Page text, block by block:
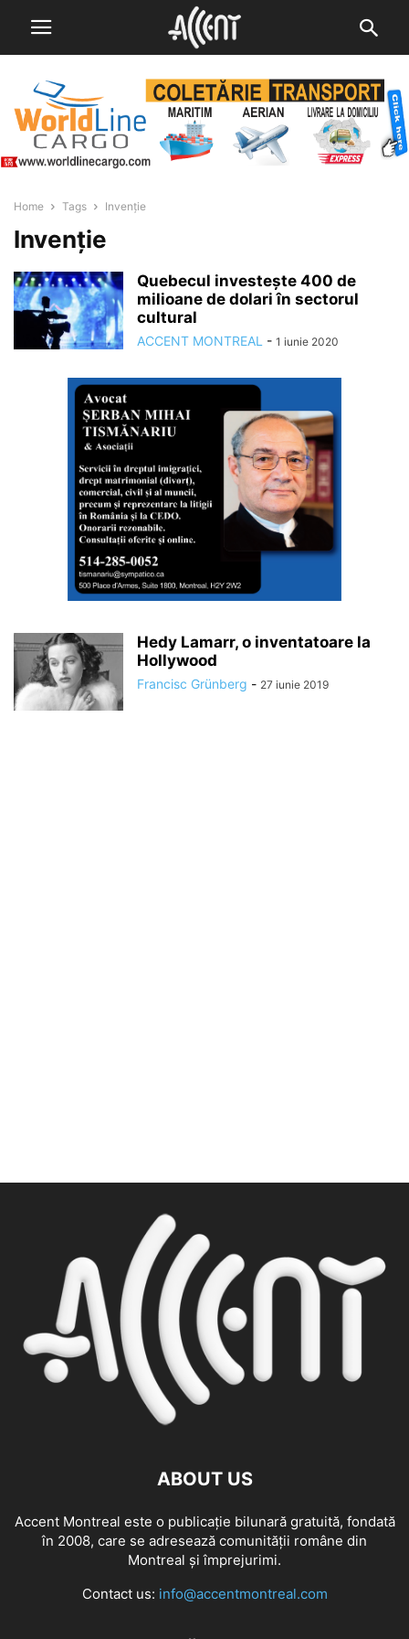
Home Tags Invenție
Invenție
Quebecul investește 400 de
milioane de dolari în sectorul
cultural
ACCENT MONTREAL - 1 iunie 2020
Hedy Lamarr, o inventatoare la
Hollywood
Francisc Grünberg - 27 iunie 2019
ABOUT US
Accent Montreal este o publicație bilunară gratuită, fondată
în 2008, care se adresează comunităţii române din
Montreal şi împrejurimi.
Contact us: info@accentmontreal.com